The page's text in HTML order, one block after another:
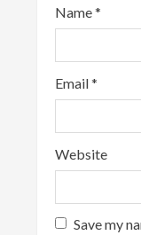
g
Name*
Email*
Website
Save my